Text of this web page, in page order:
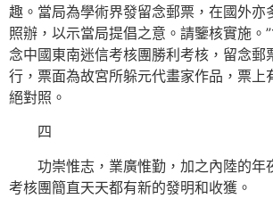
趣。當局為學術界發留念郵票，在國外亦
照辦，以示當局提倡之意。請鑒核實施。
念中國東南迷信考核團勝利考核，留念郵
行，票面為故宮所躲元代畫家作品，票上
絕對照。
四
功崇惟志，業廣惟勤，加之內陸的年
考核團簡直天天都有新的發明和收獲。